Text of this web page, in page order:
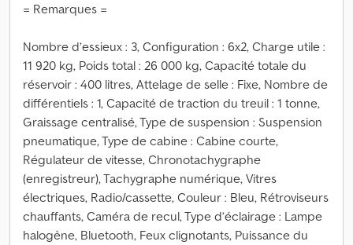
= Remarques =
Nombre d’essieux : 3, Configuration : 6x2, Charge utile :
11 920 kg, Poids total : 26 000 kg, Capacité totale du
réservoir : 400 litres, Attelage de selle : Fixe, Nombre de
différentiels : 1, Capacité de traction du treuil : 1 tonne,
Graissage centralisé, Type de suspension : Suspension
pneumatique, Type de cabine : Cabine courte,
Régulateur de vitesse, Chronotachygraphe
(enregistreur), Tachygraphe numérique, Vitres
électriques, Radio/cassette, Couleur : Bleu, Rétroviseurs
chauffants, Caméra de recul, Type d’éclairage : Lampe
halogène, Bluetooth, Feux clignotants, Puissance du